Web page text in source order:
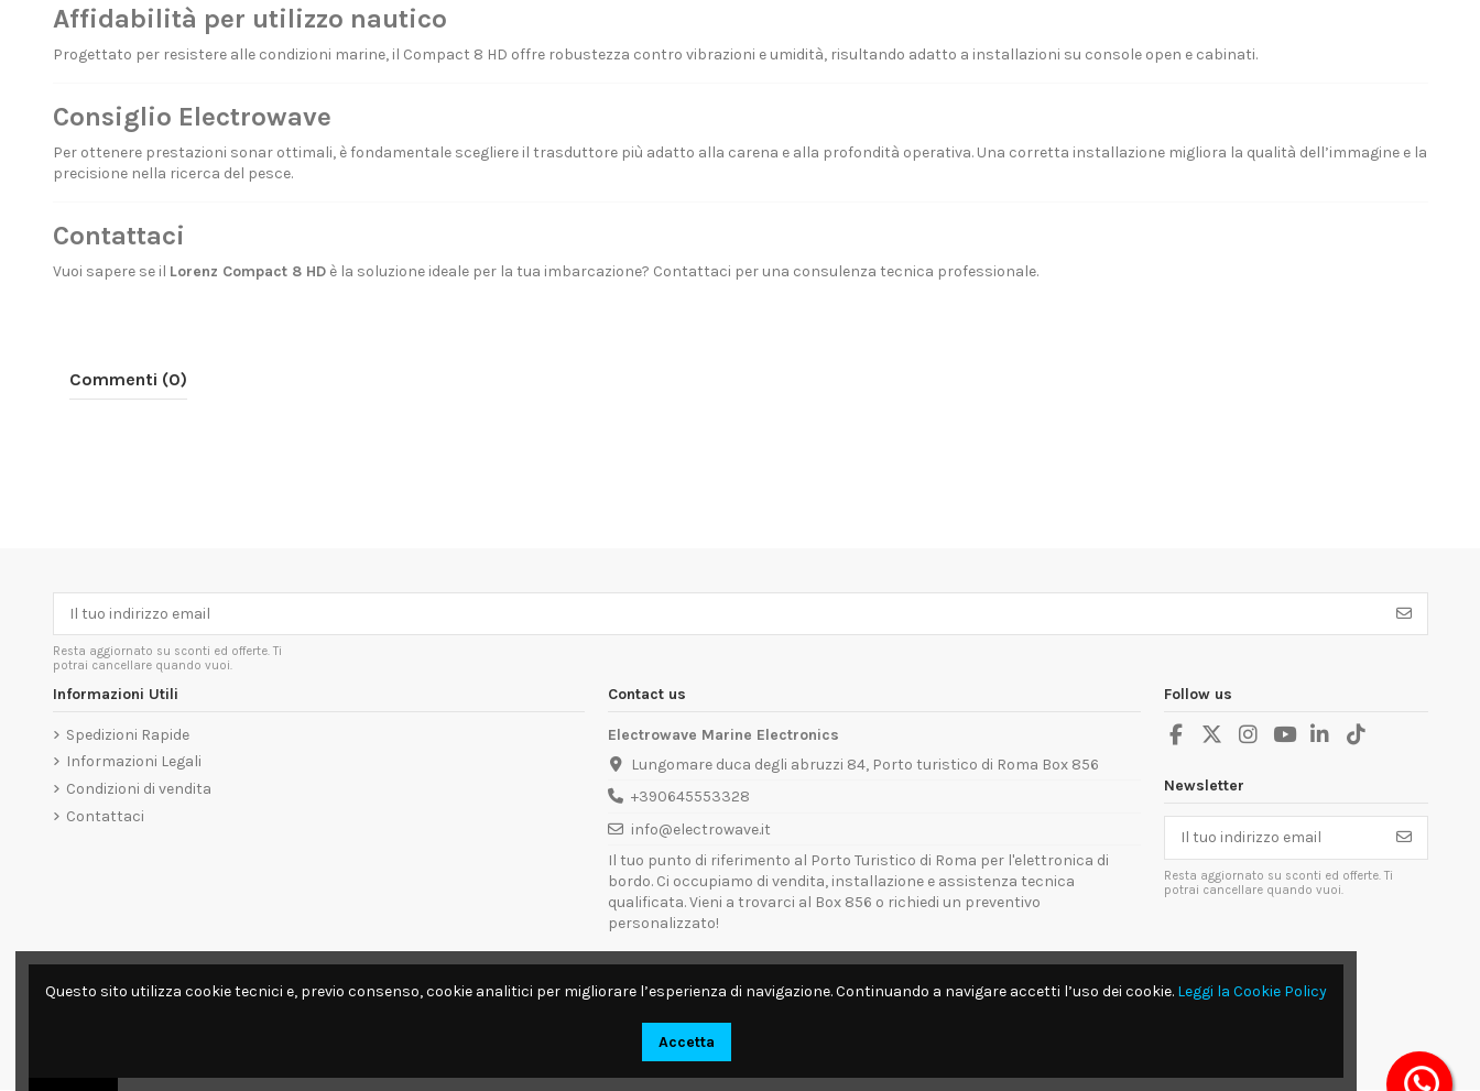
Affidabilità per utilizzo nautico
Progettato per resistere alle condizioni marine, il Compact 8 HD offre robustezza contro vibrazioni e umidità, risultando adatto a installazioni su console open e cabinati.
Consiglio Electrowave
Per ottenere prestazioni sonar ottimali, è fondamentale scegliere il trasduttore più adatto alla carena e alla profondità operativa. Una corretta installazione migliora la qualità dell’immagine e la
precisione nella ricerca del pesce.
Contattaci
Vuoi sapere se il Lorenz Compact 8 HDè la soluzione ideale per la tua imbarcazione? Contattaci per una consulenza tecnica professionale.
Commenti (0)
Resta aggiornato su sconti ed offerte. Ti
potrai cancellare quando vuoi.
Informazioni Utili
Spedizioni Rapide
Informazioni Legali
Condizioni di vendita
Contattaci
Contact us
Electrowave Marine Electronics
Lungomare duca degli abruzzi 84, Porto turistico di Roma Box 856
+390645553328
info@electrowave.it
Il tuo punto di riferimento al Porto Turistico di Roma per l'elettronica di
bordo. Ci occupiamo di vendita, installazione e assistenza tecnica
qualificata. Vieni a trovarci al Box 856 o richiedi un preventivo
personalizzato!
Orari di Apertura:
Lunedì - Venerdì: 09:00 - 13:00 / 14:00 - 18:00
Disponibili per interventi tecnici direttamente a bordo.
Follow us
Newsletter
Resta aggiornato su sconti ed offerte. Ti
potrai cancellare quando vuoi.
Questo sito utilizza cookie tecnici e, previo consenso, cookie analitici per migliorare l’esperienza di navigazione. Continuando a navigare accetti l’uso dei cookie. Leggi la Cookie Policy
Accetta